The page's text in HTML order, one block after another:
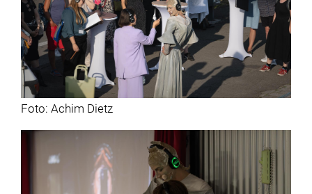
Foto: Achim Dietz